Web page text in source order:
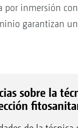
por inmersión
garantizan
sobre la